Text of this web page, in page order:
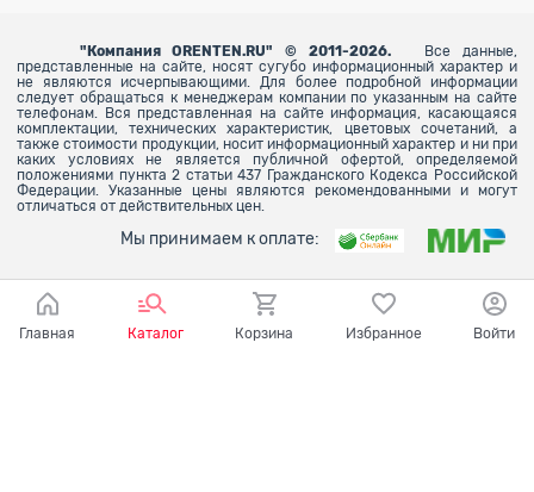
" Компания ORENTEN.RU" © 2011-2026.
Все данные,
представленные на сайте, носят сугубо информационный характер и
не являются исчерпывающими. Для более подробной информации
следует обращаться к менеджерам компании по указанным на сайте
телефонам. Вся представленная на сайте информация, касающаяся
комплектации, технических характеристик, цветовых сочетаний, а
также стоимости продукции, носит информационный характер и ни при
каких условиях не является публичной офертой, определяемой
положениями пункта 2 статьи 437 Гражданского Кодекса Российской
Федерации. Указанные цены являются рекомендованными и могут
отличаться от действительных цен.
Мы принимаем к оплате:
Главная Каталог Корзина Избранное Войти